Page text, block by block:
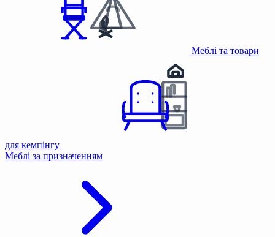
Меблі та товари
для кемпінгу
Меблі за призначенням